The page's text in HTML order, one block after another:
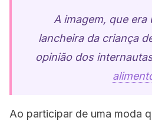
A imagem, que era
lancheira da criança
opinião dos
Ao participar de uma moda